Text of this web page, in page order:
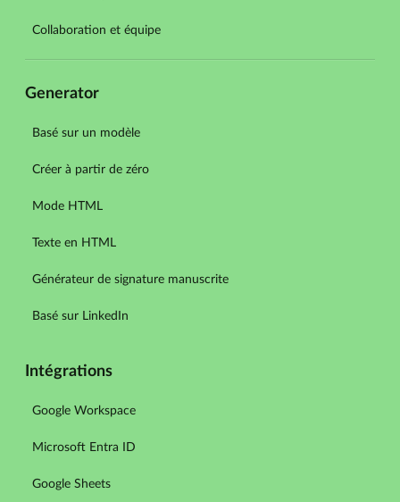
Collaboration et équipe
Generator
Basé sur un modèle
Créer à partir de zéro
Mode HTML
Texte en HTML
Générateur de signature manuscrite
Basé sur LinkedIn
Intégrations
Google Workspace
Microsoft Entra ID
Google Sheets